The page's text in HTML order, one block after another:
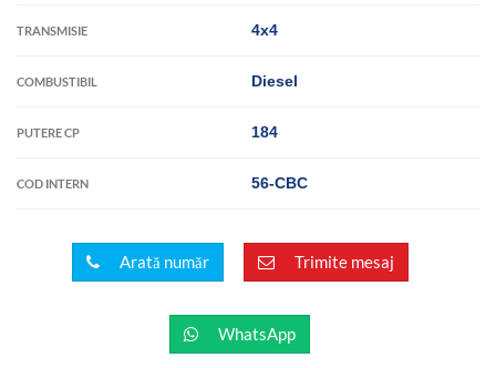
TRANSMISIE 4x4
COMBUSTIBIL Diesel
PUTERE CP 184
COD INTERN 56-CBC
Arată număr Trimite mesaj
WhatsApp